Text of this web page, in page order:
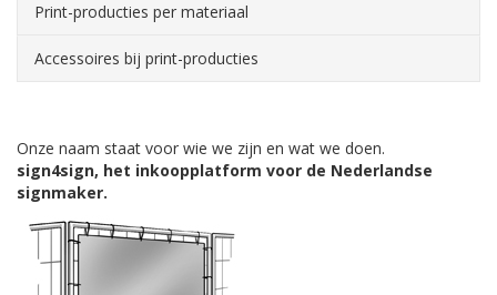
Print-producties per materiaal
Accessoires bij print-producties
Onze naam staat voor wie we zijn en wat we doen.
sign4sign, het inkoopplatform voor de Nederlandse
signmaker.